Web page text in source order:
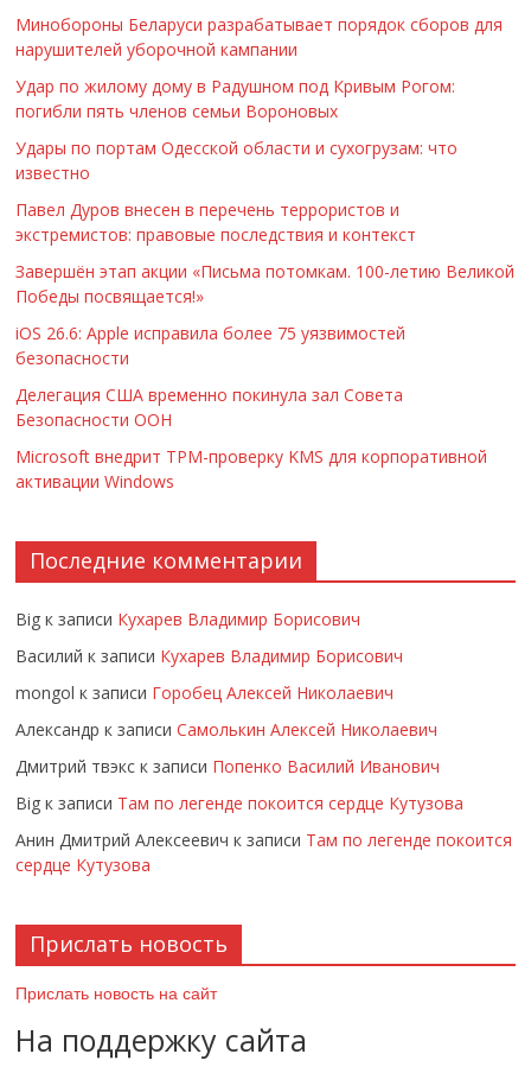
Минобороны Беларуси разрабатывает порядок сборов для
нарушителей уборочной кампании
Удар по жилому дому в Радушном под Кривым Рогом:
погибли пять членов семьи Вороновых
Удары по портам Одесской области и сухогрузам: что
известно
Павел Дуров внесен в перечень террористов и
экстремистов: правовые последствия и контекст
Завершён этап акции «Письма потомкам. 100-летию Великой
Победы посвящается!»
iOS 26.6: Apple исправила более 75 уязвимостей
безопасности
Делегация США временно покинула зал Совета
Безопасности ООН
Microsoft внедрит TPM-проверку KMS для корпоративной
активации Windows
Последние комментарии
Big к записи Кухарев Владимир Борисович
Василий к записи Кухарев Владимир Борисович
mongol к записи Горобец Алексей Николаевич
Александр к записиСамолькин Алексей Николаевич
Дмитрий твэкс к записи Попенко Василий Иванович
Big к записи Там по легенде покоится сердце Кутузова
Анин Дмитрий Алексеевич к записи Там по легенде покоится
сердце Кутузова
Прислать новость
Прислать новость на сайт
На поддержку сайта